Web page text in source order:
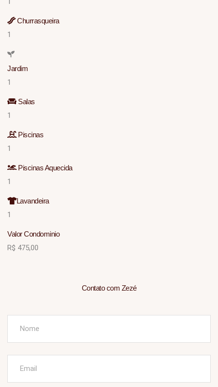
Churrasqueira
1
Jardim
1
Salas
1
Piscinas
1
Piscinas Aquecida
1
Lavandeira
1
Valor Condominio
R$ 475,00
Contato com Zezé